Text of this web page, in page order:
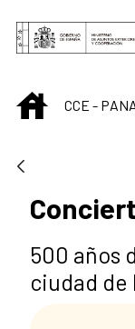
Saut au contenu
INICIO
CCE -
500 años
ciudad de